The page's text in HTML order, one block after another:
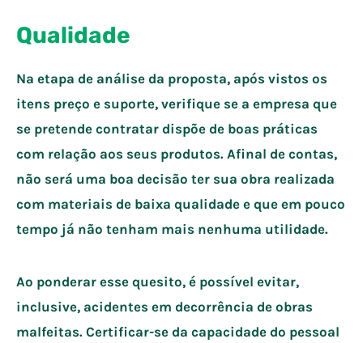
Qualidade
Na etapa de análise da proposta, após vistos os
itens preço e suporte, verifique se a empresa que
se pretende contratar dispõe de boas práticas
com relação aos seus produtos. Afinal de contas,
não será uma boa decisão ter sua obra realizada
com materiais de baixa qualidade e que em pouco
tempo já não tenham mais nenhuma utilidade.
Ao ponderar esse quesito, é possível evitar,
inclusive, acidentes em decorrência de obras
malfeitas. Certificar-se da capacidade do pessoal